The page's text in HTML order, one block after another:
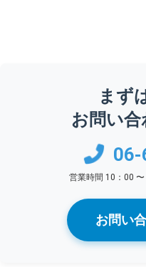
まず
お問い
06-
営業時間 10：00 〜
お問い